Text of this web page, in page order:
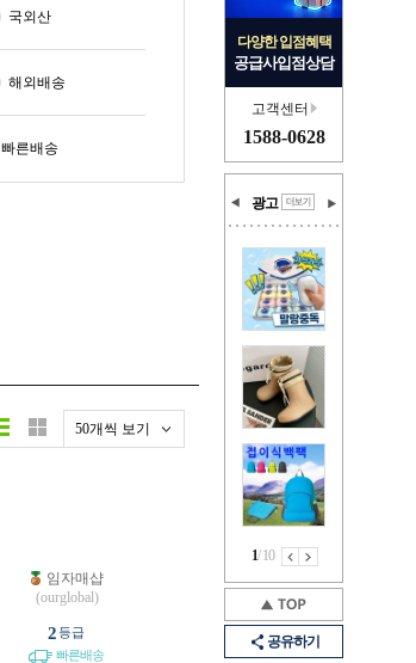
다양한 입점혜택
공급사입점상담
고객센터
1588-0628
광고
1/10
공유하기
국외산
해외배송
빠른배송
50개씩 보기
임자매샵
(ourglobal)
2등급
빠른배송